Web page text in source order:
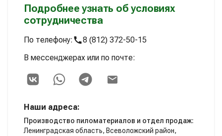
Подробнее узнать об условиях
сотрудничества
По телефону:
8 (812) 372-50-15
В мессенджерах или по почте:
Наши адреса:
Производство пиломатериалов и отдел продаж:
Ленинградская область, Всеволожский район,